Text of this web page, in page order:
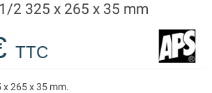
2 325 x 265 x 35 mm
TTC
265 x 35 mm.